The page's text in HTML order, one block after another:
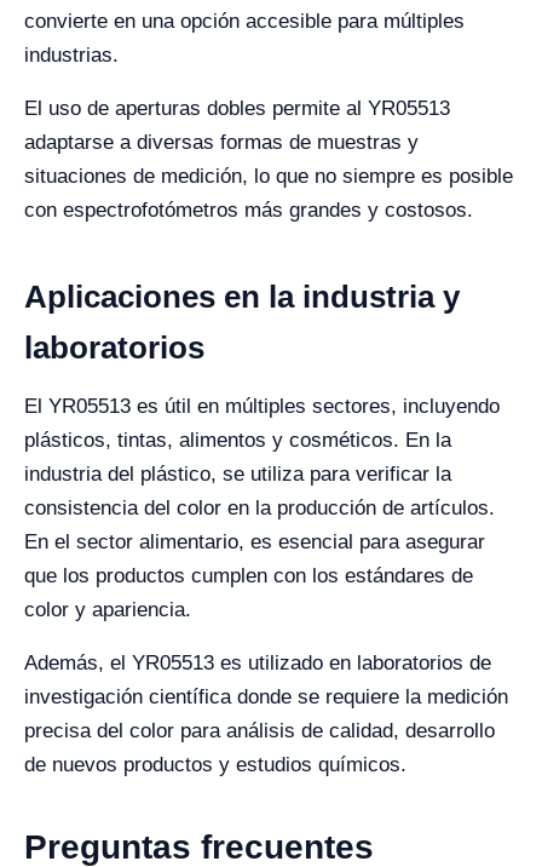
convierte en una opción accesible para múltiples
industrias.
El uso de aperturas dobles permite al YR05513
adaptarse a diversas formas de muestras y
situaciones de medición, lo que no siempre es posible
con espectrofotómetros más grandes y costosos.
Aplicaciones en la industria y
laboratorios
El YR05513 es útil en múltiples sectores, incluyendo
plásticos, tintas, alimentos y cosméticos. En la
industria del plástico, se utiliza para verificar la
consistencia del color en la producción de artículos.
En el sector alimentario, es esencial para asegurar
que los productos cumplen con los estándares de
color y apariencia.
Además, el YR05513 es utilizado en laboratorios de
investigación científica donde se requiere la medición
precisa del color para análisis de calidad, desarrollo
de nuevos productos y estudios químicos.
Preguntas frecuentes